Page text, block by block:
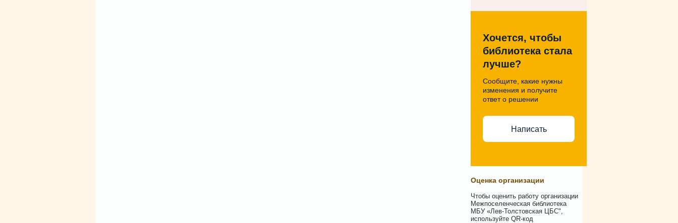
Хочется, чтобы
библиотека стала
лучше?
Сообщите, какие нужны
изменения и получите
ответ о решении
Написать
Оценка организации
Чтобы оценить работу организации
Межпоселенческая библиотека
МБУ «Лев-Толстовская ЦБС",
используйте QR-код